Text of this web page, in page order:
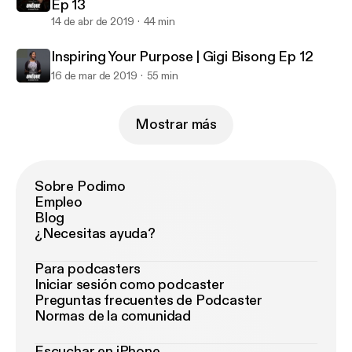
Ep 13
14 de abr de 2019 44 min
Inspiring Your Purpose | Gigi Bisong Ep 12
16 de mar de 2019 55 min
Mostrar más
Sobre Podimo
Empleo
Blog
¿Necesitas ayuda?
Para podcasters
Iniciar sesión como podcaster
Preguntas frecuentes de Podcaster
Normas de la comunidad